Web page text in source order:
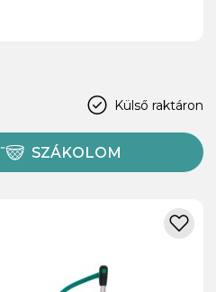
Külső raktáron
SZÁKOLOM